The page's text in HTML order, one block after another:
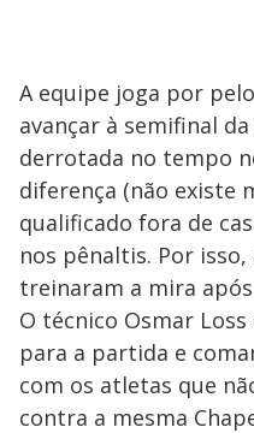
A equipe joga por
avançar à semifinal
derrotada no tempo
diferença (não existe
qualificado fora de
nos pênaltis. Por
treinaram a mira
O técnico Osmar
para a partida e
com os atletas que
contra a mesma